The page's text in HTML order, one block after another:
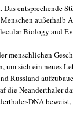
entsprechende
außerhalb
Biology and
menschlichen
sich ein neues
Russland
die Neanderthaler
DNA